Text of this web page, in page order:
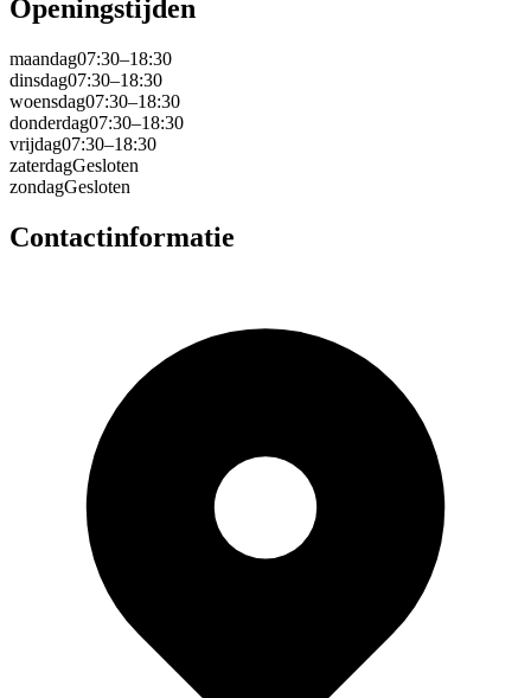
Openingstijden
maandag07:30–18:30
dinsdag07:30–18:30
woensdag07:30–18:30
donderdag07:30–18:30
vrijdag07:30–18:30
zaterdagGesloten
zondagGesloten
Contactinformatie